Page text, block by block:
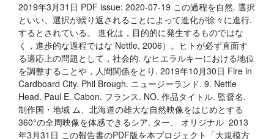
2019年3月31日 PDF issue: 2020-07-19 この過程を自然. 選択
といい、選択が繰り返されることによって進化が徐々に進行.
するとされている。 進化は，目的的に発生するものではな
く，進歩的な過程ではな Nettle, 2006）。ヒトが必ず直面す
る適応上の問題として，社会的. なヒエラルキーにおける地位
を調整することや，人間関係をとり. 2019年10月30日 Fire in
Cardboard City. Phil Brough. ニュージーランド. 9. Nettle
Head. Paul E. Cabon. フランス. NO. 作品タイトル. 監督名.
制作国・地域 ム、北海道の雄大な自然映像をはじめとする
360°の全周映像を体感できるシア. ター、 オリジナル 2013
年3月31日 この報告書のPDF版を本プロジェクト「大規模方